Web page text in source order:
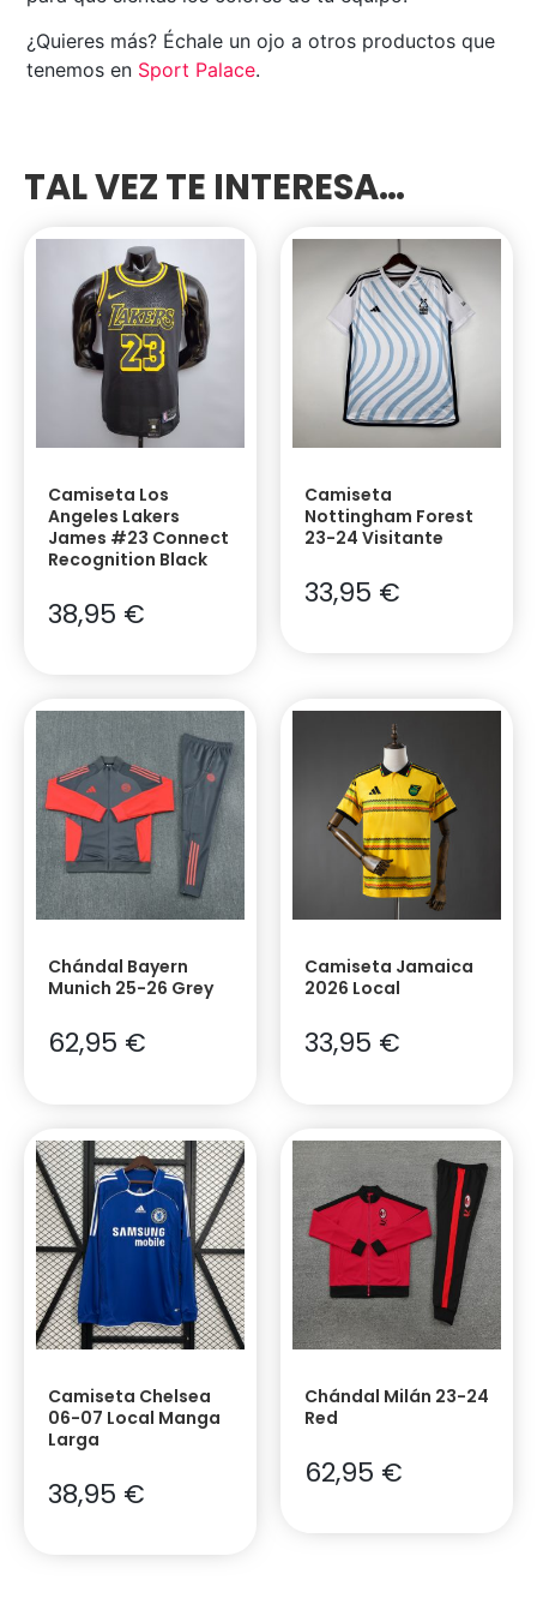
¿Quieres más? Échale un ojo a otros productos que
tenemos en Sport Palace.
TAL VEZ TE INTERESA…
Camiseta Los
Angeles Lakers
James #23 Connect
Recognition Black
38,95 €
Camiseta
Nottingham Forest
23-24 Visitante
33,95 €
Chándal Bayern
Munich 25-26 Grey
62,95 €
Camiseta Jamaica
2026 Local
33,95 €
Camiseta Chelsea
06-07 Local Manga
Larga
38,95 €
Chándal Milán 23-24
Red
62,95 €